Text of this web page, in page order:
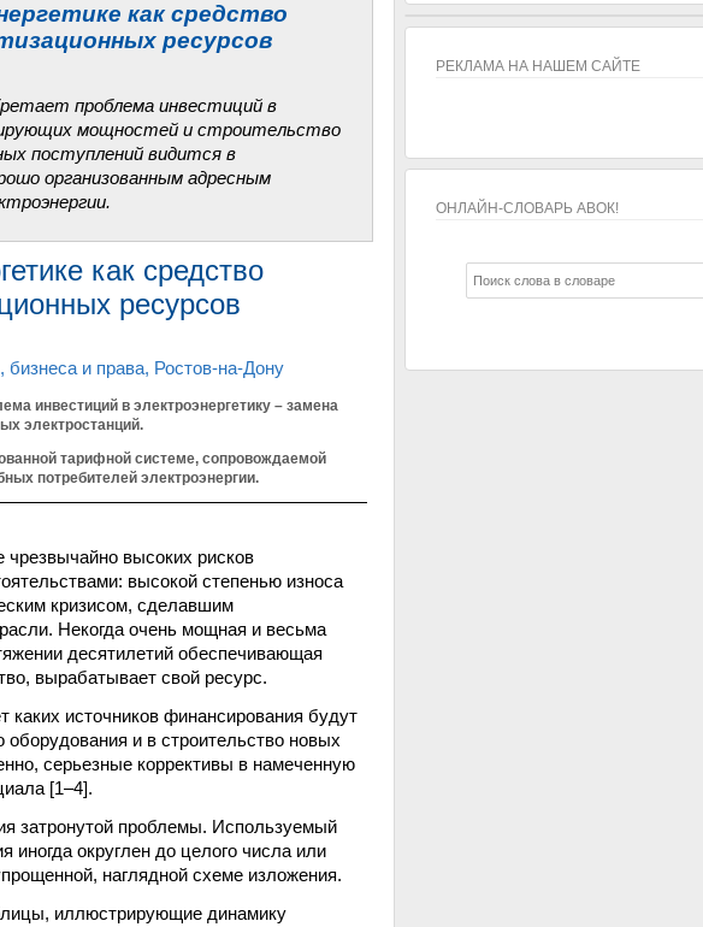
как средство
ресурсов
проблема инвестиций в
мощностей и строительство
поступлений видится в
организованным адресным
как средство
ресурсов
бизнеса и права, Ростов-на-Дону
инвестиций в электроэнергетику – замена
электростанций.
тарифной системе, сопровождаемой
потребителей электроэнергии.
чрезвычайно высоких рисков
высокой степенью износа
кризисом, сделавшим
Некогда очень мощная и весьма
десятилетий обеспечивающая
вырабатывает свой ресурс.
каких источников финансирования будут
и в строительство новых
серьезные коррективы в намеченную
[1–4].
затронутой проблемы. Используемый
иногда округлен до целого числа или
наглядной схеме изложения.
иллюстрирующие динамику
РЕКЛАМА НА НАШЕМ САЙТЕ
ОНЛАЙН-СЛОВАРЬ АВОК!